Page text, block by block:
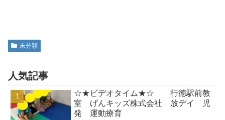
未分類
人気記事
☆★ビデオタイム★☆ 行徳駅前教
室 げんキッズ株式会社 放デイ 児
発 運動療育